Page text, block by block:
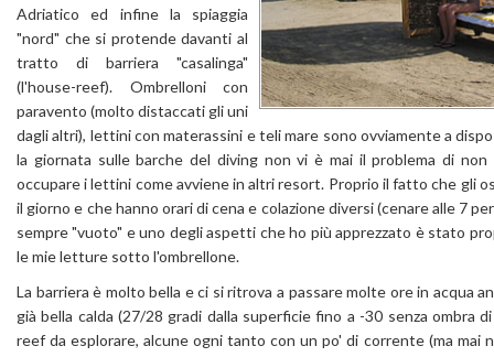
Adriatico ed infine la spiaggia
"nord" che si protende davanti al
tratto di barriera "casalinga"
(l'house-reef). Ombrelloni con
paravento (molto distaccati gli uni
dagli altri), lettini con materassini e teli mare sono ovviamente a
la giornata sulle barche del diving non vi è mai il problema di
occupare i lettini come avviene in altri resort. Proprio il fatto che gli
il giorno e che hanno orari di cena e colazione diversi (cenare alle 7
sempre "vuoto" e uno degli aspetti che ho più apprezzato è stato
le mie letture sotto l'ombrellone.
La barriera è molto bella e ci si ritrova a passare molte ore in acqua
già bella calda (27/28 gradi dalla superficie fino a -30 senza ombra
reef da esplorare, alcune ogni tanto con un po' di corrente (ma